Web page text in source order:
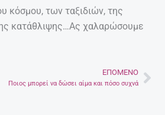
κόσμου, των ταξιδιών, της
κατάθλιψης…Ας χαλαρώσουμε
ΕΠΌΜΕΝΟ
Ποιος μπορεί να δώσει αίμα και πόσο συχνάNext